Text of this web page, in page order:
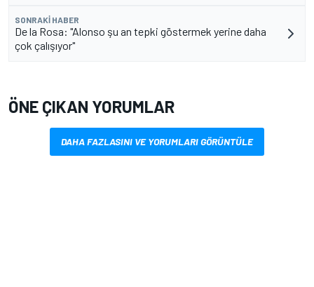
SONRAKI HABER
De la Rosa: "Alonso şu an tepki göstermek yerine daha
çok çalışıyor"
ÖNE ÇIKAN YORUMLAR
DAHA FAZLASINI VE YORUMLARI GÖRÜNTÜLE